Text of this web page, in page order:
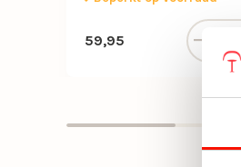
59,95
II zwart/naturel remote cct aantal